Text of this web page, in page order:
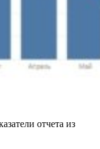
отчета из